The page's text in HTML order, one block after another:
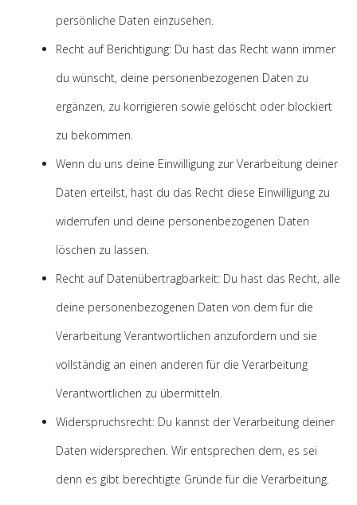
persönliche Daten einzusehen.
Recht auf Berichtigung: Du hast das Recht wann immer
du wünscht, deine personenbezogenen Daten zu
ergänzen, zu korrigieren sowie gelöscht oder blockiert
zu bekommen.
Wenn du uns deine Einwilligung zur Verarbeitung deiner
Daten erteilst, hast du das Recht diese Einwilligung zu
widerrufen und deine personenbezogenen Daten
löschen zu lassen.
Recht auf Datenübertragbarkeit: Du hast das Recht, alle
deine personenbezogenen Daten von dem für die
Verarbeitung Verantwortlichen anzufordern und sie
vollständig an einen anderen für die Verarbeitung
Verantwortlichen zu übermitteln.
Widerspruchsrecht: Du kannst der Verarbeitung deiner
Daten widersprechen. Wir entsprechen dem, es sei
denn es gibt berechtigte Gründe für die Verarbeitung.